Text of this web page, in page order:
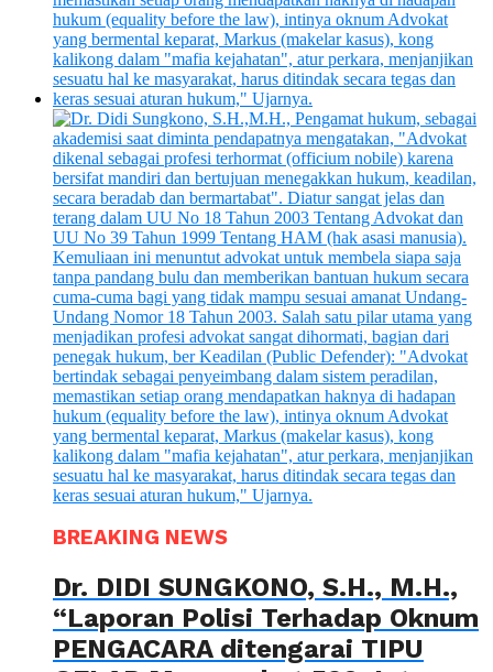
BREAKING NEWS
Dr. DIDI SUNGKONO, S.H., M.H.,
“Laporan Polisi Terhadap Oknum
PENGACARA ditengarai TIPU